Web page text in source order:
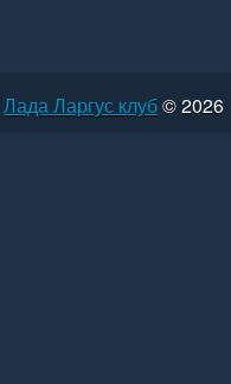
Лада Ларгус клуб© 2026